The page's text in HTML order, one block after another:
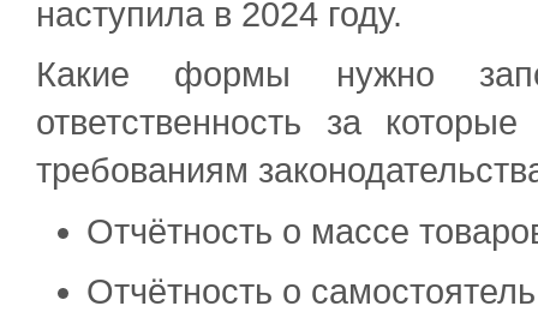
наступила в 2024 году.
Какие формы нужно
ответственность за
требованиям
Отчётность о массе
Отчётность о